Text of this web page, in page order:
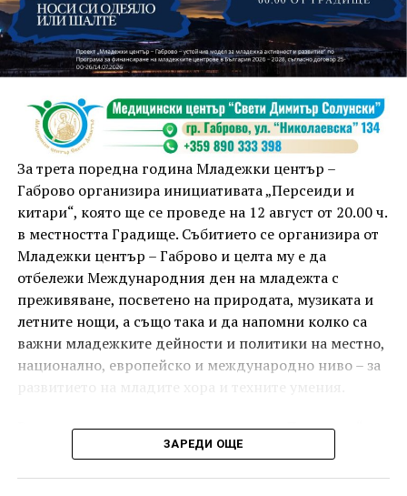
На 13 август организаторите са предвидили
занимания и за здрав дух, и за здраво тяло.
Инструкторката по пилатес и йога Йоанна Петрова
от FitLab ще се погрижи за добрия тонус с групова
тренировка от 19.00 ч., а след това ще има мозъчна
атака с куиз вечер за обща култура. Вечерта ще
приключи с прожекция на новия български
комедиен филм „Брънч за начинаещи“ – в парка,
под звездното дряновско небе.
И двете вечери ще продължи инициативата „Книга
За трета поредна година Младежки център –
Габрово организира инициативата „Персеиди и
китари“, която ще се проведе на 12 август от 20.00 ч.
в местността Градище. Събитието се организира от
Младежки център – Габрово и целта му е да
отбележи Международния ден на младежта с
преживяване, посветено на природата, музиката и
летните нощи, а също така и да напомни колко са
важни младежките дейности и политики на местно,
национално, европейско и международно ниво – за
Вечерта е в пика на метеорния поток „Персеиди“ –
едно от най-красивите и очаквани астрономически
ЗАРЕДИ ОЩЕ